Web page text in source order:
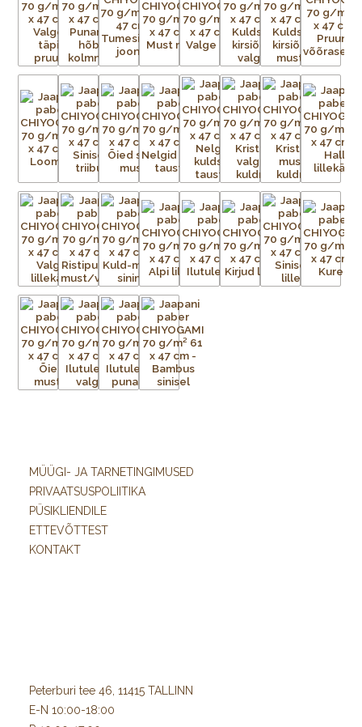
võrk iga mustris nähtava värvi kohta.
Aluspaber liimitakse esmalt ajutiselt tasasele pinnale.
Tänapäeval on kasutusel plast- ja metallvõrgud. Metallraami
peale pingutatud võrgule kantakse valgustundliku emulsiooni
abil trükitav kujutis. Trükivalmis raamid seadistatakse
trükikarussellile – iga värv kantakse trükilauale kinnitatud
tootele eraldi. Soovitud kujutis on võrgus avatud, ülejäänud
võrgu augud aga kaetud. Värvi laialiajamiseks ja üleliigse värvi
eemaldamiseks kasutatakse raaklit. Värv kuivab ja kinnistub
esemele kuivatustunnelis või lihtsalt õhu käes. Trükivärvid
segatakse iga prindi jaoks eritellimusel, nii et mõnikord ei ole
värvid täpselt sellised nagu eelmisel partiil. Pärast värvi
pealekandmist paber kuivatatakse. Protsessi korratakse iga
värvi puhul – kolm kuni 15 korda – kuni mustrid on täielikult
trükitud.
MÜÜGI- JA TARNETINGIMUSED
PRIVAATSUSPOLIITIKA
PÜSIKLIENDILE
ETTEVÕTTEST
KONTAKT
Peterburi tee 46, 11415 TALLINN
E-N 10:00-18:00